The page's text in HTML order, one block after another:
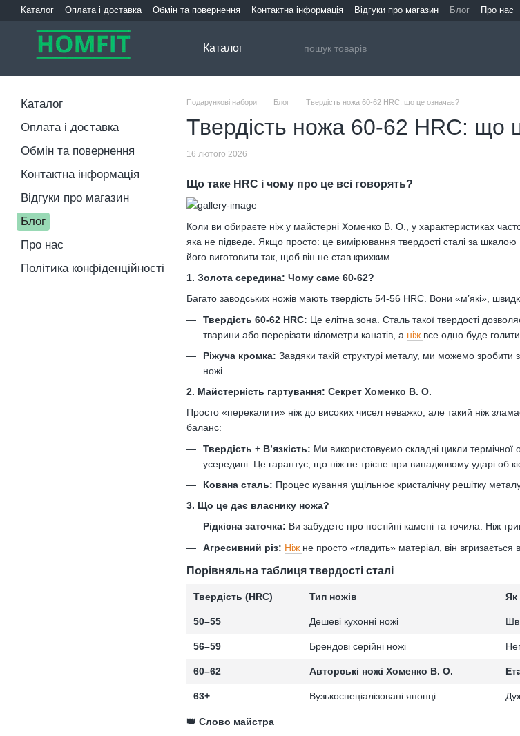
Перейти до основного контенту
Каталог Оплата і доставка Обмін та повернення Контактна інформація Відгуки про магазин Блог Про нас
Каталог
Подарункові набори Блог Твердість ножа 60-62 HRC: що це означає?
Твердість ножа 60-62 HRC: що
16 лютого 2026
Що таке HRC і чому про це всі говорять?
Коли ви обираєте ніж у майстерні Хоменко В. О., у характеристиках
яка не підведе. Якщо просто: це вимірювання твердості сталі за
його виготовити так, щоб він не став крихким.
1. Золота середина: Чому саме 60-62?
Багато заводських ножів мають твердість 54-56 HRC. Вони «м’які»,
Твердість 60-62 HRC: Це елітна зона. Сталь такої твердості
тварини або перерізати кілометри канатів, а ніж все одно буде
Ріжуча кромка: Завдяки такій структурі металу, ми можемо
ножі.
2. Майстерність гартування: Секрет Хоменко В. О.
Просто «перекалити» ніж до високих чисел неважко, але такий ніж
баланс:
Твердість + В’язкість: Ми використовуємо складні цикли
усередині. Це гарантує, що ніж не трісне при випадковому ударі об
Кована сталь: Процес кування ущільнює кристалічну решітку
3. Що це дає власнику ножа?
Рідкісна заточка: Ви забудете про постійні камені та точила. Ніж
Агресивний різ: Ніж не просто «гладить» матеріал, він вгризається
Порівняльна таблиця твердості сталі
Твердість (HRC) Тип ножів Як
50–55 Дешеві кухонні ножі
56–59 Брендові серійні ножі
60–62 Авторські ножі Хоменко В. О.
63+ Вузькоспеціалізовані японці
👑 Слово майстра
Каталог
Оплата і доставка
Обмін та повернення
Контактна інформація
Відгуки про магазин
Блог
Про нас
Політика конфіденційності